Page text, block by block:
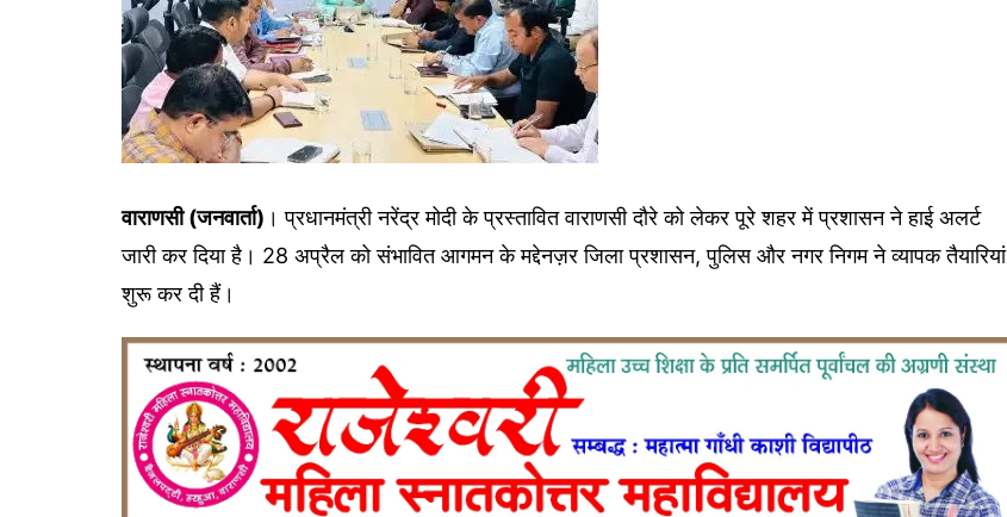
वाराणसी (जनवार्ता) । प्रधानमंत्री नरेंद्र मोदी के प्रस्तावित वाराणसी दौरे को लेकर पूरे शहर में प्रशासन ने हाई अलर्ट
जारी कर दिया है। 28 अप्रैल को संभावित आगमन के मद्देनज़र जिला प्रशासन, पुलिस और नगर निगम ने व्यापक तैयारियां
शुरू कर दी हैं।